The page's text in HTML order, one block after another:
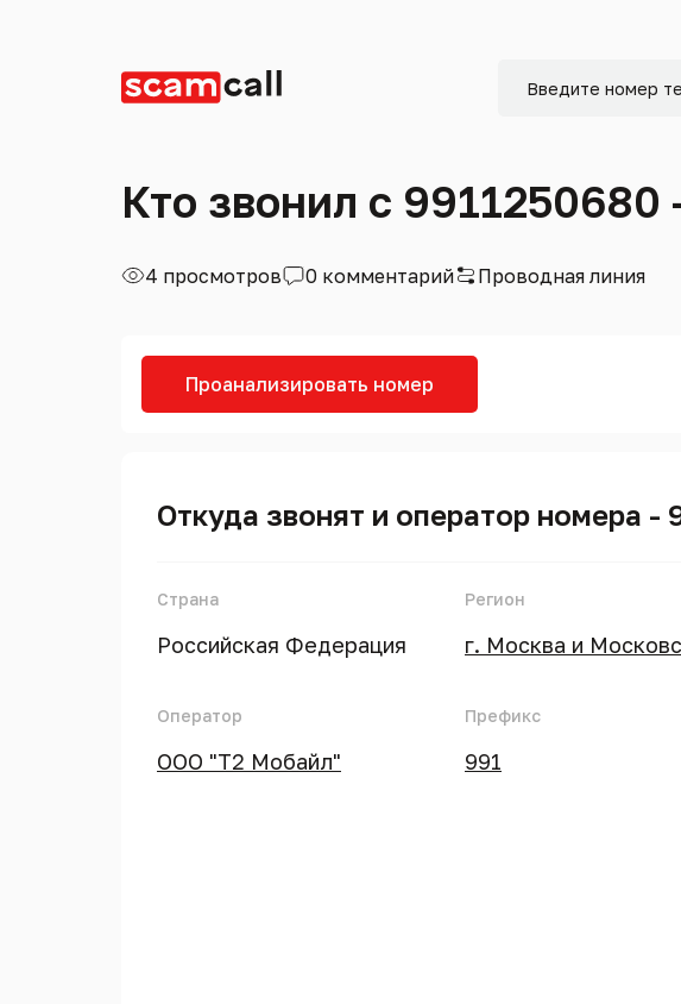
Кто звонил с
4 просмотров 0 комментарий Проводная линия
Проанализировать номер
Откуда звонят и оператор номера -
Страна
Российская Федерация
Оператор
ООО "Т2 Мобайл"
Регион
г. Москва и
Префикс
991